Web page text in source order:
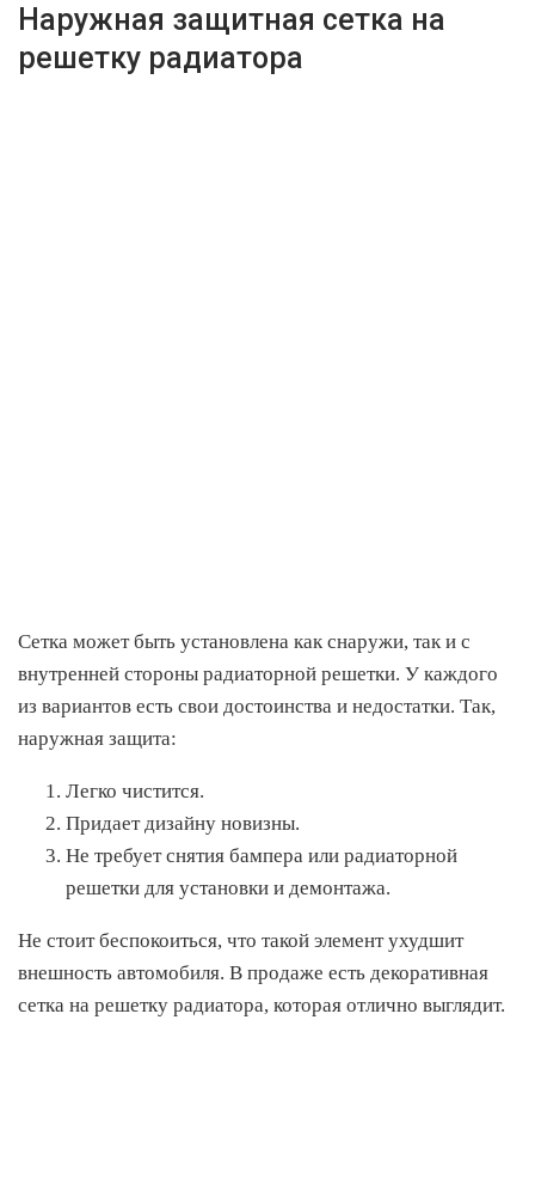
Наружная защитная сетка на
решетку радиатора
Сетка может быть установлена как снаружи, так и с
внутренней стороны радиаторной решетки. У каждого
из вариантов есть свои достоинства и недостатки. Так,
наружная защита:
Легко чистится.
Придает дизайну новизны.
Не требует снятия бампера или радиаторной
решетки для установки и демонтажа.
Не стоит беспокоиться, что такой элемент ухудшит
внешность автомобиля. В продаже есть декоративная
сетка на решетку радиатора, которая отлично выглядит.